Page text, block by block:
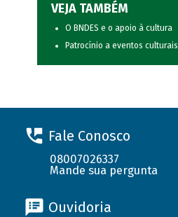
VEJA TAMBÉM
O BNDES e o apoio à cultura
Patrocínio a eventos culturais
Fale Conosco
08007026337
Mande sua pergunta
Ouvidoria